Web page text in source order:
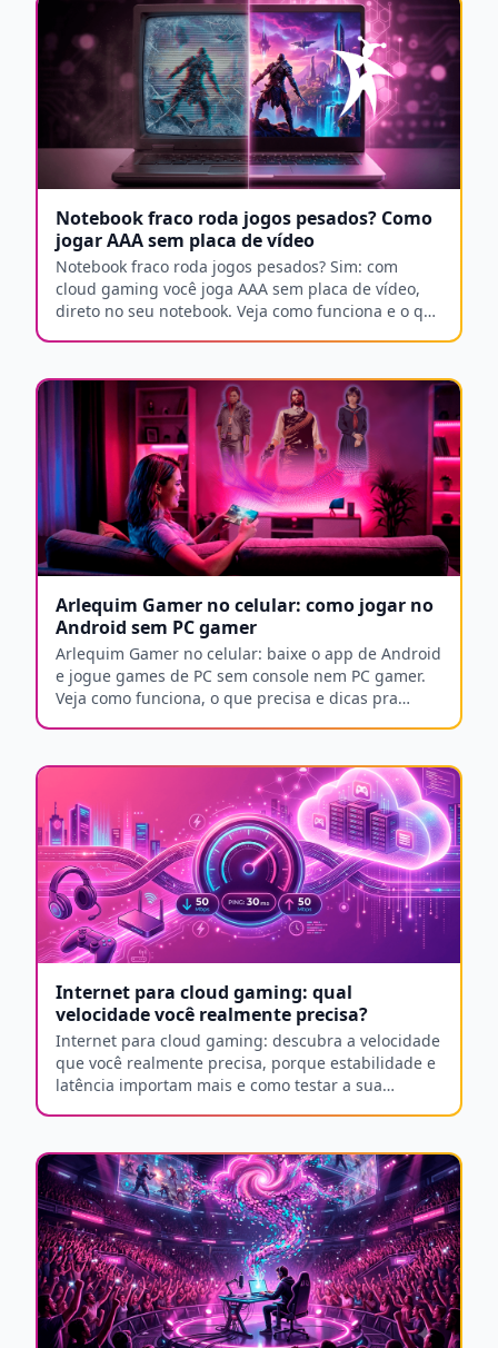
Notebook fraco roda jogos pesados? Como
jogar AAA sem placa de vídeo
Notebook fraco roda jogos pesados? Sim: com
cloud gaming você joga AAA sem placa de vídeo,
direto no seu notebook. Veja como funciona e o que
Arlequim Gamer no celular: como jogar no
Android sem PC gamer
Arlequim Gamer no celular: baixe o app de Android
e jogue games de PC sem console nem PC gamer.
Veja como funciona, o que precisa e dicas pra
Internet para cloud gaming: qual
velocidade você realmente precisa?
Internet para cloud gaming: descubra a velocidade
que você realmente precisa, porque estabilidade e
latência importam mais e como testar a sua